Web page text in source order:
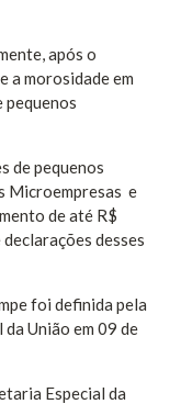
após o
a morosidade em
pequenos
de pequenos
Microempresas e
de até R$
desses
foi definida pela
União em 09 de
Especial da